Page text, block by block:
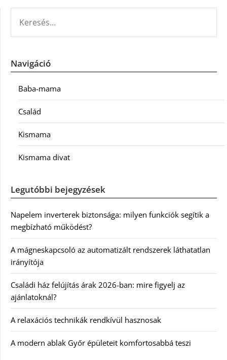
Navigáció
Baba-mama
Család
Kismama
Kismama divat
Legutóbbi bejegyzések
Napelem inverterek biztonsága: milyen funkciók segítik a
megbízható működést?
A mágneskapcsoló az automatizált rendszerek láthatatlan
irányítója
Családi ház felújítás árak 2026-ban: mire figyelj az
ajánlatoknál?
A relaxációs technikák rendkívül hasznosak
A modern ablak Győr épületeit komfortosabbá teszi